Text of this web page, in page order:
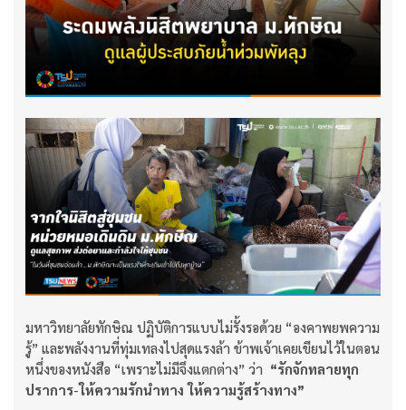
มหาวิทยาลัยทักษิณ ปฏิบัติการแบบไม่รั้งรอด้วย “องคาพยพความ
รู้” และพลังงานที่ทุ่มเทลงไปสุดแรงล้า ข้าพเจ้าเคยเขียนไว้ในตอน
หนึ่งของหนังสือ “เพราะไม่มีจึงแตกต่าง” ว่า “รักจักทลายทุก
ปราการ-ให้ความรักนำทาง ให้ความรู้สร้างทาง”